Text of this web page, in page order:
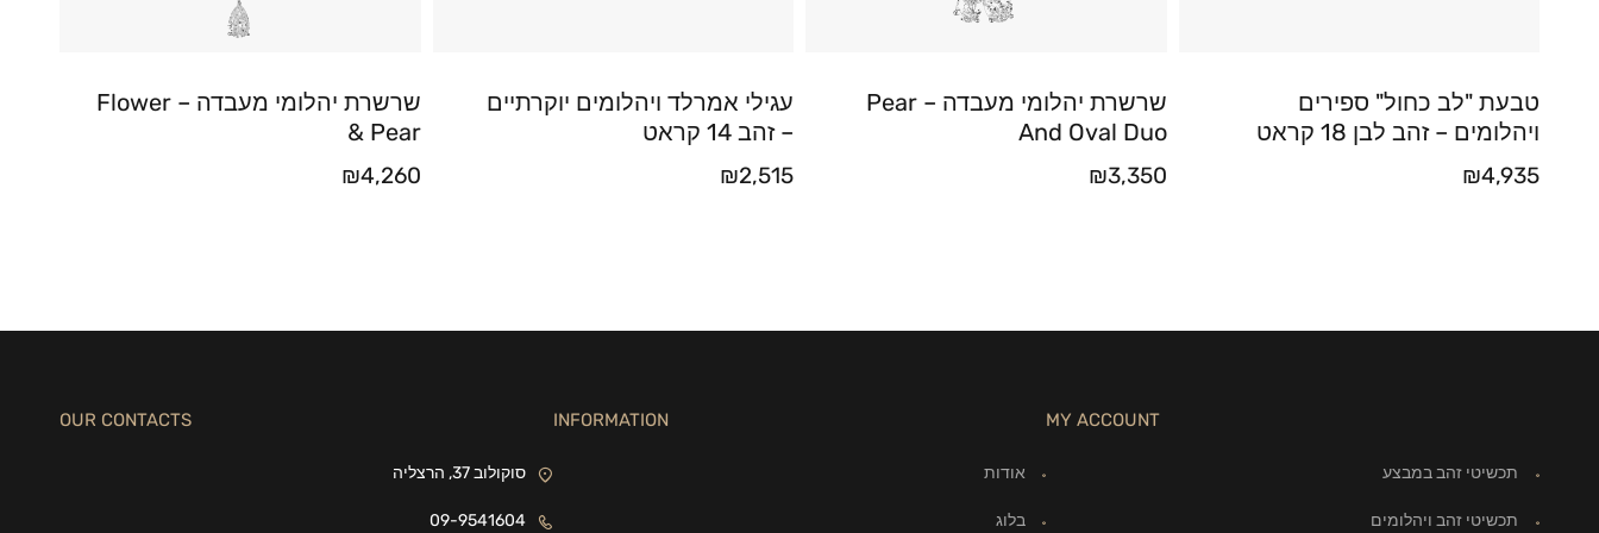
טבעת "לב כחול" ספירים
ויהלומים – זהב לבן 18 קראט
₪4,935
שרשרת יהלומי מעבדה – Pear
And Oval Duo
₪3,350
עגילי אמרלד ויהלומים יוקרתיים
– זהב 14 קראט
₪2,515
שרשרת יהלומי מעבדה – Flower
& Pear
₪4,260
MY ACCOUNT
תכשיטי זהב במבצע
תכשיטי זהב ויהלומים
INFORMATION
אודות
בלוג
OUR CONTACTS
סוקולוב 37, הרצליה
09-9541604